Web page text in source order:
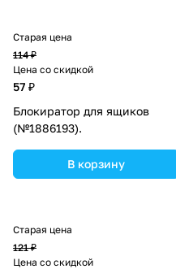
Старая цена
114 ₽
Цена со скидкой
57 ₽
Блокиратор для ящиков
(№1886193).
В корзину
Старая цена
121 ₽
Цена со скидкой